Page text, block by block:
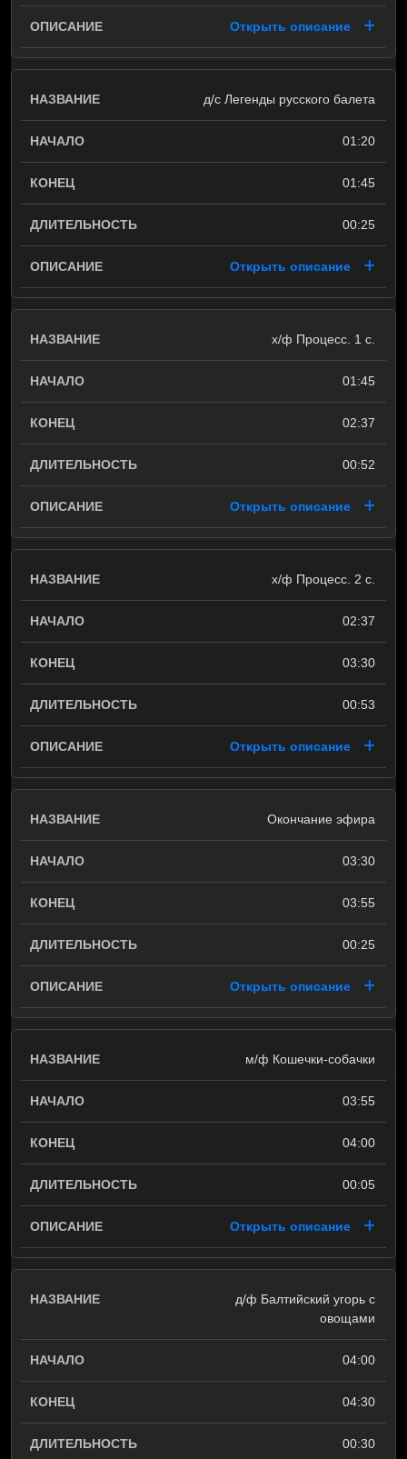
Открыть описание
д/с Легенды русского балета
01:20
01:45
00:25
Открыть описание
х/ф Процесс. 1 с.
01:45
02:37
00:52
Открыть описание
х/ф Процесс. 2 с.
02:37
03:30
00:53
Открыть описание
Окончание эфира
03:30
03:55
00:25
Открыть описание
м/ф Кошечки-собачки
03:55
04:00
00:05
Открыть описание
д/ф Балтийский угорь с
овощами
04:00
04:30
00:30